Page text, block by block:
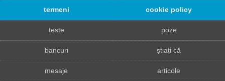
termeni cookie policy
teste poze
bancuri știați că
mesaje articole